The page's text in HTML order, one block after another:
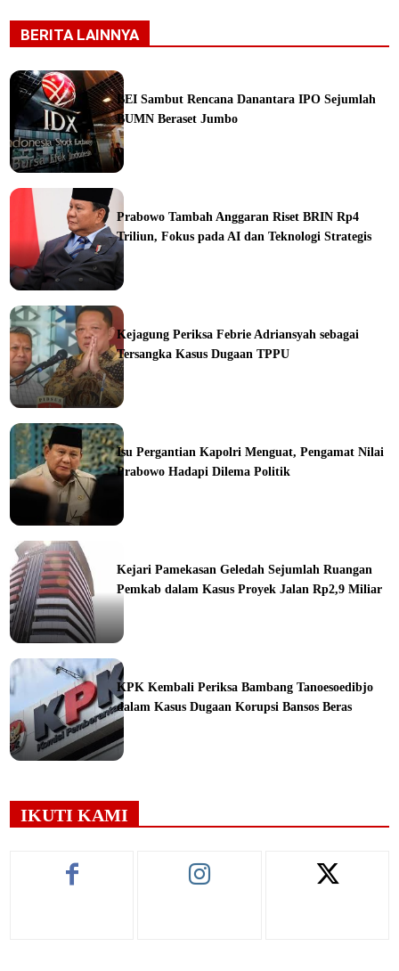
BERITA LAINNYA
BEI Sambut Rencana Danantara IPO Sejumlah
BUMN Beraset Jumbo
Prabowo Tambah Anggaran Riset BRIN Rp4
Triliun, Fokus pada AI dan Teknologi Strategis
Kejagung Periksa Febrie Adriansyah sebagai
Tersangka Kasus Dugaan TPPU
Isu Pergantian Kapolri Menguat, Pengamat Nilai
Prabowo Hadapi Dilema Politik
Kejari Pamekasan Geledah Sejumlah Ruangan
Pemkab dalam Kasus Proyek Jalan Rp2,9 Miliar
KPK Kembali Periksa Bambang Tanoesoedibjo
dalam Kasus Dugaan Korupsi Bansos Beras
IKUTI KAMI